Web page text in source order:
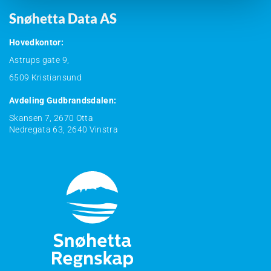
Snøhetta Data AS
Hovedkontor:
Astrups gate 9,
6509 Kristiansund
Avdeling Gudbrandsdalen:
Skansen 7, 2670 Otta
Nedregata 63, 2640 Vinstra